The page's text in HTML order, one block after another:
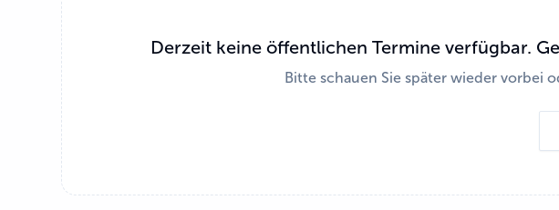
Derzeit keine öffentlichen Termine verfügbar.
Bitte schauen Sie später wieder vorbei